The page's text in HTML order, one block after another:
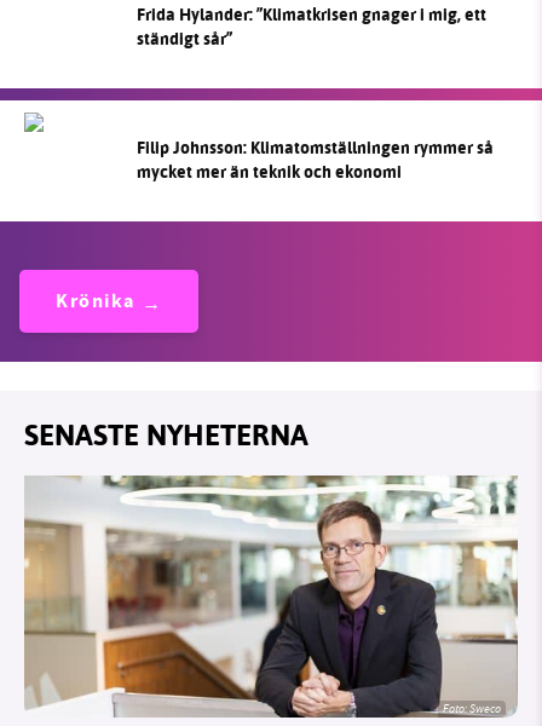
Frida Hylander: ”Klimatkrisen gnager i mig, ett
ständigt sår”
Filip Johnsson: Klimatomställningen rymmer så
mycket mer än teknik och ekonomi
Krönika
SENASTE NYHETERNA
Foto: Sweco